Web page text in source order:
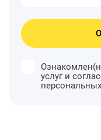
услуг и